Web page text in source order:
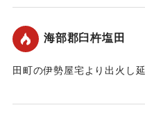
いうことが上げられると思
だけが市立図書館に移され
ています。
｜固有コード:00109001
海部郡臼杵塩田
田町の伊勢屋宅より出火し延
｜固有コード:00109002